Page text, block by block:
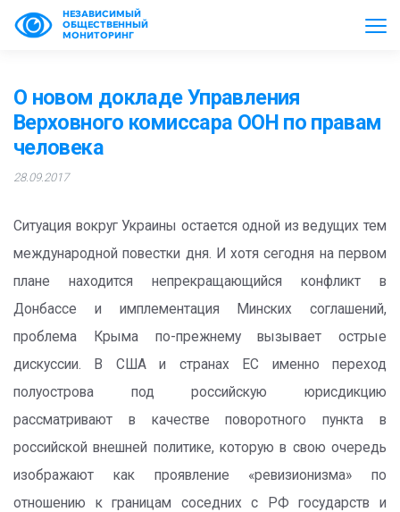
НЕЗАВИСИМЫЙ
ОБЩЕСТВЕННЫЙ
МОНИТОРИНГ
О новом докладе Управления
Верховного комиссара ООН по правам
человека
28.09.2017
Ситуация вокруг Украины остается одной из ведущих тем
международной повестки дня. И хотя сегодня на первом
плане находится непрекращающийся конфликт в
Донбассе и имплементация Минских соглашений,
проблема Крыма по-прежнему вызывает острые
дискуссии. В США и странах ЕС именно переход
полуострова под российскую юрисдикцию
рассматривают в качестве поворотного пункта в
российской внешней политике, которую в свою очередь
изображают как проявление «ревизионизма» по
отношению к границам соседних с РФ государств и